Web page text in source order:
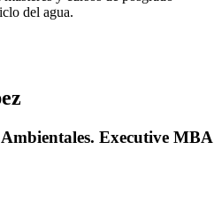
del agua.
Executive MBA